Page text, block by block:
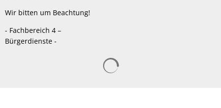
Wir bitten um Beachtung!
- Fachbereich 4 –
Bürgerdienste -